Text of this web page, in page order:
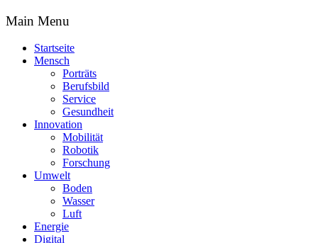
Main Menu
Startseite
Mensch
Porträts
Berufsbild
Service
Gesundheit
Innovation
Mobilität
Robotik
Forschung
Umwelt
Boden
Wasser
Luft
Energie
Digital